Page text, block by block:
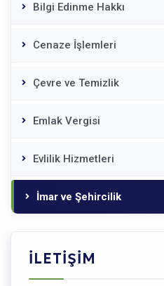
Bilgi Edinme Hakkı
Cenaze İşlemleri
Çevre ve Temizlik
Emlak Vergisi
Evlilik Hizmetleri
İmar ve Şehircilik
İLETIŞIM